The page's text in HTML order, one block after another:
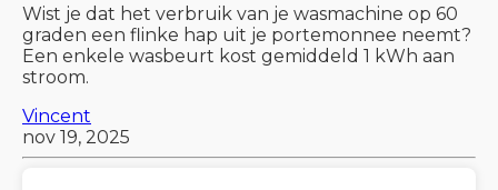
Wist je dat het verbruik van je wasmachine op 60
graden een flinke hap uit je portemonnee neemt?
Een enkele wasbeurt kost gemiddeld 1 kWh aan
stroom.
Vincent
nov 19, 2025